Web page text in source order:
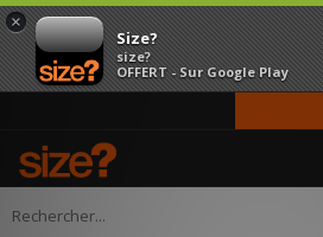
×
Size?
size?
OFFERT - Sur Google Play
Accueil Femme